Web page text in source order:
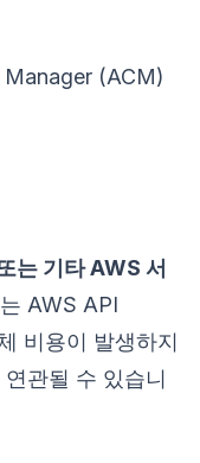
(ACM)
는 기타 AWS 서
AWS API
비용이 발생하지
관될 수 있습니